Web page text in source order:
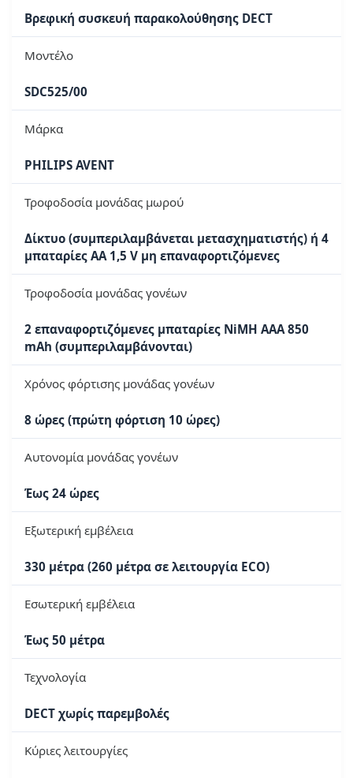
Βρεφική συσκευή παρακολούθησης DECT
Μοντέλο
SDC525/00
Μάρκα
PHILIPS AVENT
Τροφοδοσία μονάδας μωρού
Δίκτυο (συμπεριλαμβάνεται μετασχηματιστής) ή 4
μπαταρίες AA 1,5 V μη επαναφορτιζόμενες
Τροφοδοσία μονάδας γονέων
2 επαναφορτιζόμενες μπαταρίες NiMH AAA 850
mAh (συμπεριλαμβάνονται)
Χρόνος φόρτισης μονάδας γονέων
8 ώρες (πρώτη φόρτιση 10 ώρες)
Αυτονομία μονάδας γονέων
Έως 24 ώρες
Εξωτερική εμβέλεια
330 μέτρα (260 μέτρα σε λειτουργία ECO)
Εσωτερική εμβέλεια
Έως 50 μέτρα
Τεχνολογία
DECT χωρίς παρεμβολές
Κύριες λειτουργίες